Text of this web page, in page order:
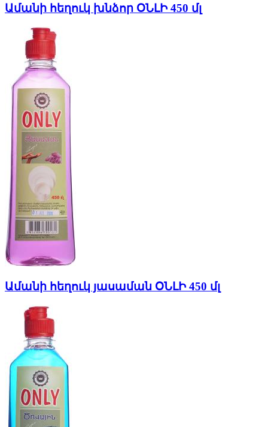
Ամանի հեղուկ խնձոր ՕՆԼԻ 450 մլ
Ամանի հեղուկ յասաման ՕՆԼԻ 450 մլ